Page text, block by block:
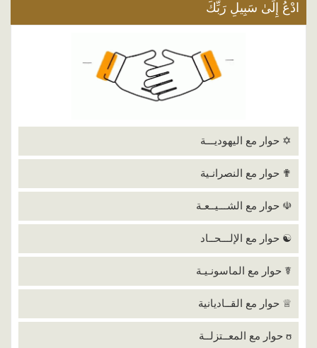
ادْعُ إِلَىٰ سَبِيلِ رَبِّكَ
✡ حوار مع اليهوديـــة
✟ حوار مع النصرانـية
☫ حوار مع الشـــيــعـة
☯ حوار مع الإلـــحــاد
☤ حوار مع الماسونـيـة
♕ حوار مع القــاديانية
ʊ حوار مع المعــتزلــة